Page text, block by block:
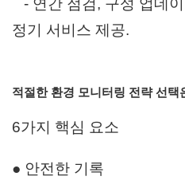
- 연간 점검, 구성 업데
정기 서비스 제공.
적절한 환경 모니터링 전략 선택
6가지 핵심 요소
● 안전한 기록